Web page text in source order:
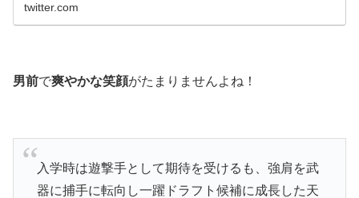
twitter.com
男前で爽やかな笑顔がたまりませんよね！
入学時は遊撃手として期待を受けるも、強肩を武
器に捕手に転向し一躍ドラフト候補に成長した天